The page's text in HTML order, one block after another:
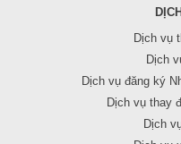
Dịch vụ
Dịch
Dịch vụ đăng ký
Dịch vụ thay
Dịch